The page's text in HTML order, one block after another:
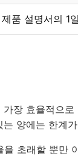
제품 설명서의 1
장 효율적으
양에는 한계
초래할 뿐만